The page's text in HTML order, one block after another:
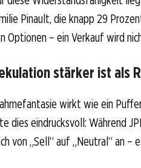
Pinault, die knapp 29
Optionen – ein Verkauf wird
stärker ist als
wirkt wie ein
dies eindrucksvoll: Während
von „Sell“ auf „Neutral“ an